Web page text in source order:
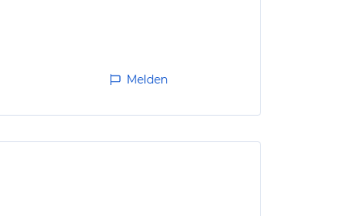
Melden